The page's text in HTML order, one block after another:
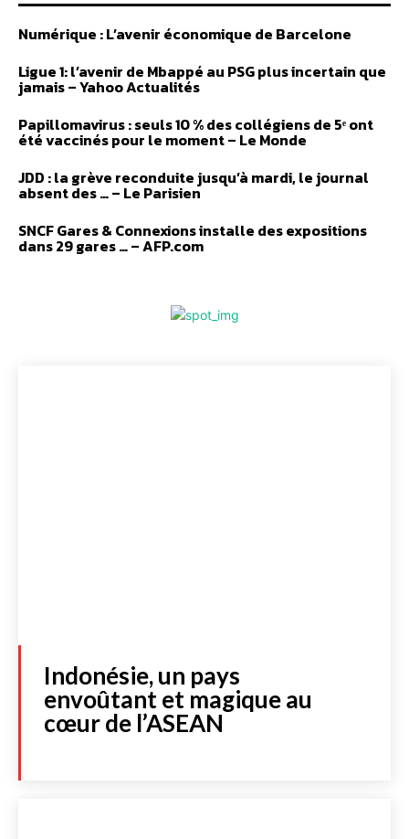
Numérique : L’avenir économique de Barcelone
Ligue 1: l’avenir de Mbappé au PSG plus incertain que
jamais – Yahoo Actualités
Papillomavirus : seuls 10 % des collégiens de 5ᵉ ont
été vaccinés pour le moment – Le Monde
JDD : la grève reconduite jusqu’à mardi, le journal
absent des … – Le Parisien
SNCF Gares & Connexions installe des expositions
dans 29 gares … – AFP.com
Indonésie, un pays
envoûtant et magique au
cœur de l’ASEAN